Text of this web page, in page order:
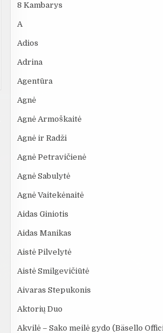
8 Kambarys
A
Adios
Adrina
Agentūra
Agnė
Agnė Armoškaitė
Agnė ir Radži
Agnė Petravičienė
Agnė Sabulytė
Agnė Vaitekėnaitė
Aidas Giniotis
Aidas Manikas
Aistė Pilvelytė
Aistė Smilgevičiūtė
Aivaras Stepukonis
Aktorių Duo
Akvilė – Sako meilė gydo (Bäsello